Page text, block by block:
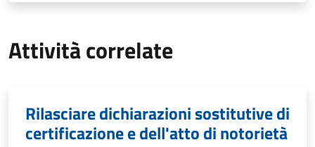
Attività correlate
Rilasciare dichiarazioni sostitutive di
certificazione e dell'atto di notorietà